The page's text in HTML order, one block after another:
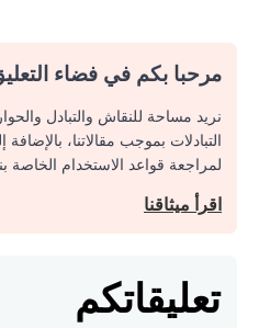
مرحبا بكم في فضاء
نريد مساحة للنقاش والتبادل
التبادلات بموجب مقالاتنا،
لمراجعة قواعد الاستخدام الخاصة
اقرأ ميثاقنا
تعليقاتكم